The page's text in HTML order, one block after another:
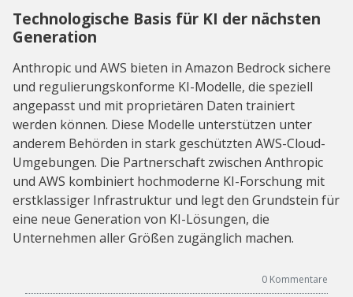
Technologische Basis für KI der nächsten
Generation
Anthropic und AWS bieten in Amazon Bedrock sichere
und regulierungskonforme KI-Modelle, die speziell
angepasst und mit proprietären Daten trainiert
werden können. Diese Modelle unterstützen unter
anderem Behörden in stark geschützten AWS-Cloud-
Umgebungen. Die Partnerschaft zwischen Anthropic
und AWS kombiniert hochmoderne KI-Forschung mit
erstklassiger Infrastruktur und legt den Grundstein für
eine neue Generation von KI-Lösungen, die
Unternehmen aller Größen zugänglich machen.
0 Kommentare